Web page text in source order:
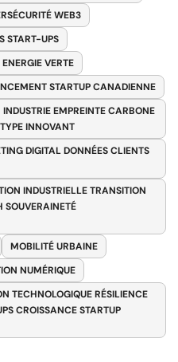
WEB3
START-UPS
ENERGIE VERTE
STARTUP CANADIENNE
EMPREINTE CARBONE
INNOVANT
DIGITAL DONNÉES CLIENTS
INDUSTRIELLE TRANSITION
SOUVERAINETÉ
MOBILITÉ URBAINE
NUMÉRIQUE
TECHNOLOGIQUE RÉSILIENCE
CROISSANCE STARTUP